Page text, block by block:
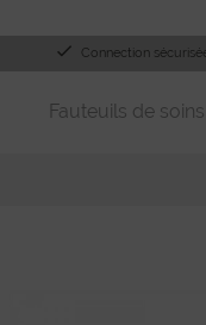
Connection
Fauteuils de soins